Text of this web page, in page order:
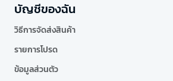
บัญชีของฉัน
วิธีการจัดส่งสินค้า
รายการโปรด
ข้อมูลส่วนตัว